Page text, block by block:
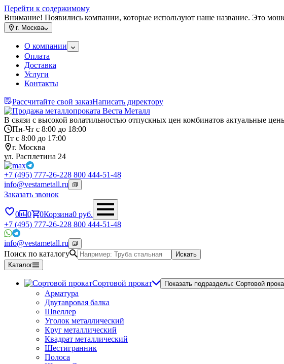
Перейти к содержимому
Внимание! Появились компании, которые используют наше название. Это
г. Москва
О компании
Оплата
Доставка
Услуги
Контакты
Рассчитайте свой заказНаписать директору
В связи с высокой волатильностью отпускных цен комбинатов актуальные
Пн-Чт с 8:00 до 18:00
Пт с 8:00 до 17:00
г. Москва
ул. Расплетина 24
+7 (495) 777-26-228 800 444-51-48
info@vestametall.ru
Заказать звонок
0 0 0Корзина0 руб.
+7 (495) 777-26-228 800 444-51-48
info@vestametall.ru
Поиск по каталогу
Искать
Каталог
Сортовой прокат Показать подразделы: Сортовой
Арматура
Двутавровая балка
Швеллер
Уголок металлический
Круг металлический
Квадрат металлический
Шестигранник
Полоса